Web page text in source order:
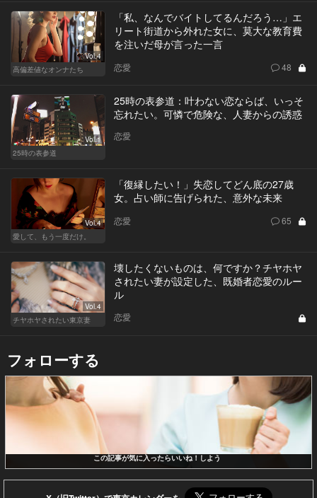
Vol.4
高偏差値なオンナたち
「私、なんでバイトしてるんだろう…」エ
リート街道から外れた女に、莫大な教育費
を注いだ母が言った一言
恋愛 48
Vol.1
25時の表参道
25時の表参道：叶わない恋ならば、いっそ
忘れたい。可憐で危険な、人妻からの誘惑
恋愛
Vol.4
愛して、もう一度だけ。
「復縁したい！」失恋してどん底の27歳
女。占い師に告げられた、意外な未来
恋愛 65
Vol.4
チヤホヤされたい東京妻
壊したくないものは、何ですか？チヤホヤ
されたい妻が設定した、既婚者恋愛のルー
ル
恋愛
フォローする
この記事が気に入ったらいいね！しよう